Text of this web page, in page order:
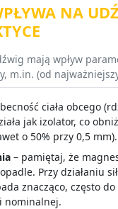
NA
mają wpływ
m.in. (od
ciała obcego
jak izolator, co
o 50% przy 0,5 mm).
– pamiętaj, że
Przy działaniu
znacząco, często
nominalnej.